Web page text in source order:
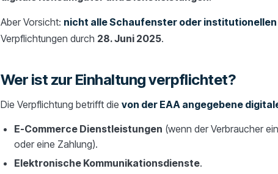
Aber Vorsicht: nicht alle Schaufenster oder
Verpflichtungen durch 28. Juni 2025.
Wer ist zur Einhaltung verpflichtet?
Die Verpflichtung betrifft die von der EAA angegebene
E-Commerce Dienstleistungen (wenn der Verbraucher
oder eine Zahlung).
Elektronische Kommunikationsdienste.